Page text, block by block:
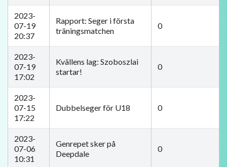
2023-
07-19
20:37
Rapport: Seger i första
träningsmatchen
0
2023-
07-19
17:02
Kvällens lag: Szoboszlai
startar!
0
2023-
07-15
17:22
Dubbelseger för U18 0
2023-
07-06
10:31
Genrepet sker på
Deepdale
0